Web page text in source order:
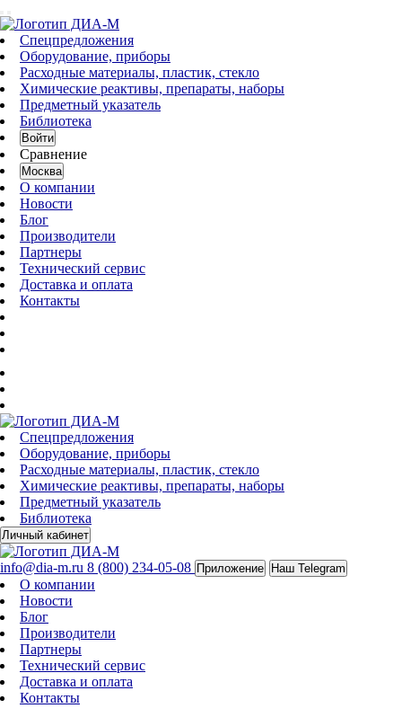
Спецпредложения
Оборудование, приборы
Расходные материалы, пластик, стекло
Химические реактивы, препараты, наборы
Предметный указатель
Библиотека
Войти
Сравнение
Москва
О компании
Новости
Блог
Производители
Партнеры
Технический сервис
Доставка и оплата
Контакты
Спецпредложения
Оборудование, приборы
Расходные материалы, пластик, стекло
Химические реактивы, препараты, наборы
Предметный указатель
Библиотека
Личный кабинет
info@dia-m.ru 8 (800) 234-05-08 Приложение Наш Telegram
О компании
Новости
Блог
Производители
Партнеры
Технический сервис
Доставка и оплата
Контакты